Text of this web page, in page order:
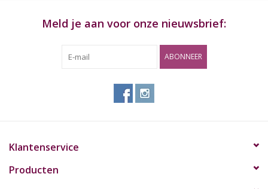
Meld je aan voor onze nieuwsbrief:
ABONNEER
Klantenservice
Producten